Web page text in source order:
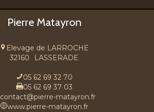
Pierre Matayron
Elevage de LARROCHE
32160
LASSERADE
05 62 69 32 70
05 62 69 37 03
contact@pierre-matayron.fr
www.pierre-matayron.fr